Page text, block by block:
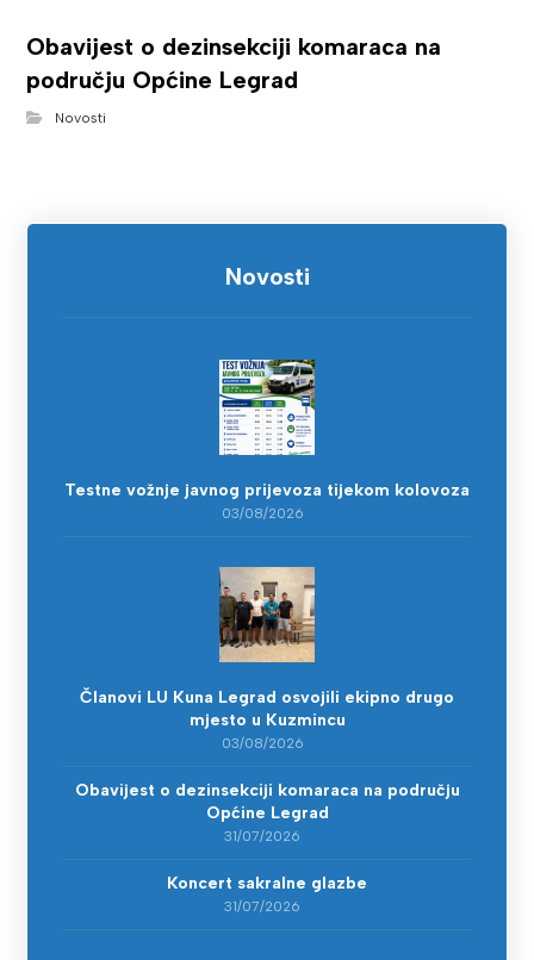
Obavijest o dezinsekciji komaraca na
području Općine Legrad
Novosti
Novosti
Testne vožnje javnog prijevoza tijekom kolovoza
03/08/2026
Članovi LU Kuna Legrad osvojili ekipno drugo
mjesto u Kuzmincu
03/08/2026
Obavijest o dezinsekciji komaraca na području
Općine Legrad
31/07/2026
Koncert sakralne glazbe
31/07/2026